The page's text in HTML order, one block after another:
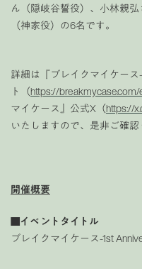
ん（隠岐谷誓役）、小林親
（神家役）の6名です。
詳細は『ブレイクマイケース
ト（https://
マイケース』公式X（https://
いたしますので、是非ご確認
開催概要
■イベントタイトル
ブレイクマイケース-1st